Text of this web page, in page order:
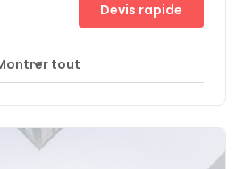
Centre-ville
by other commercial
local amenities in the
Devis rapide
tout